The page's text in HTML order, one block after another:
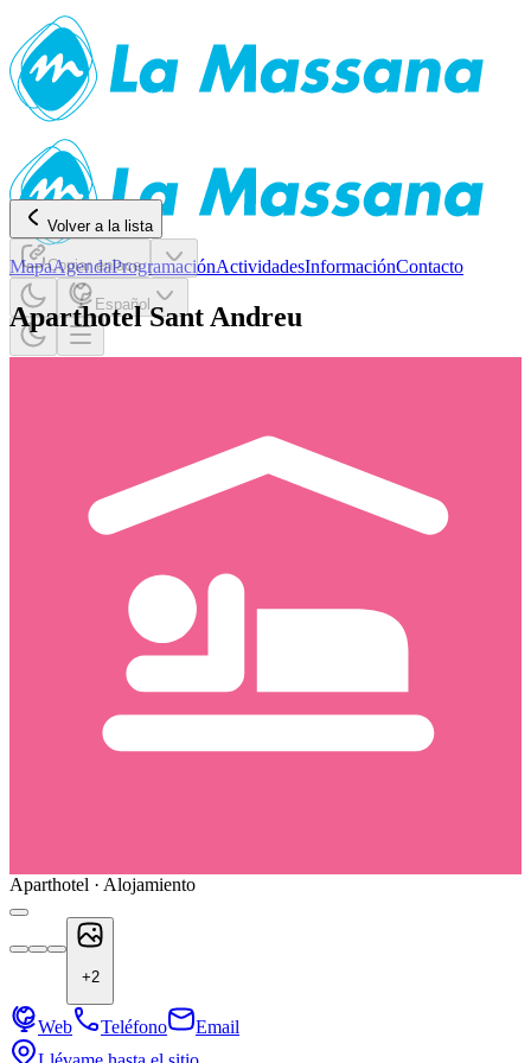
MapaAgendaProgramaciónActividadesInformaciónContacto
Español
Volver a la lista
Copiar enlace
Aparthotel Sant Andreu
Aparthotel · Alojamiento
+2
Web Teléfono
Email